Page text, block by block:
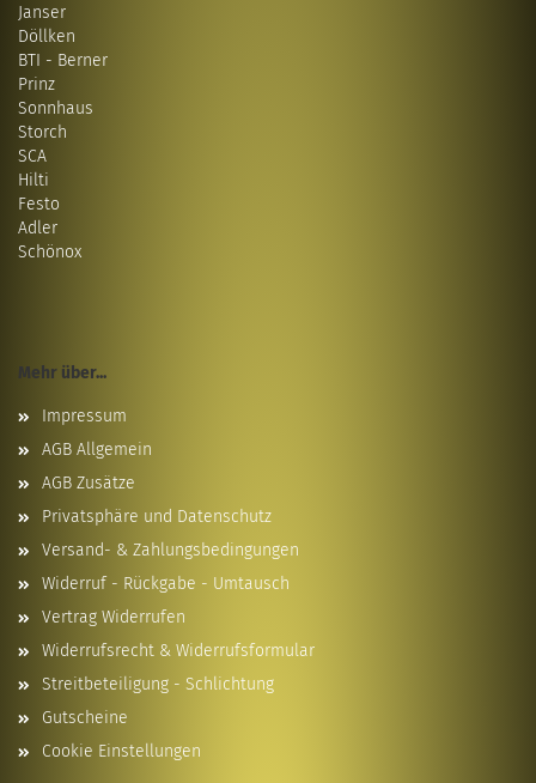
Janser
Döllken
BTI - Berner
Prinz
Sonnhaus
Storch
SCA
Hilti
Festo
Adler
Schönox
Mehr über...
Impressum
AGB Allgemein
AGB Zusätze
Privatsphäre und Datenschutz
Versand- & Zahlungsbedingungen
Widerruf - Rückgabe - Umtausch
Vertrag Widerrufen
Widerrufsrecht & Widerrufsformular
Streitbeteiligung - Schlichtung
Gutscheine
Cookie Einstellungen